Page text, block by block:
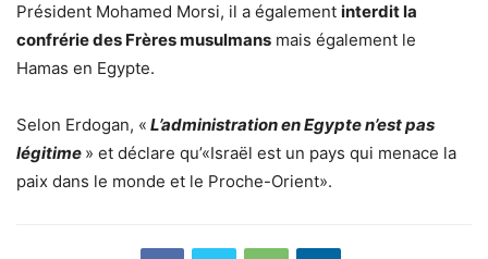
Président Mohamed Morsi, il a également interdit la
confrérie des Frères musulmans mais également le
Hamas en Egypte.
Selon Erdogan, « L’administration en Egypte n’est pas
légitime » et déclare qu’«Israël est un pays qui menace la
paix dans le monde et le Proche-Orient».